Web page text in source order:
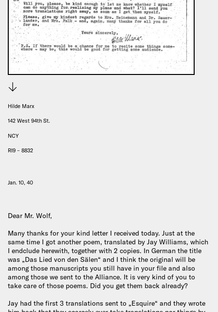
Hilde Marx
142 West 94th St.
NCY
RI9 – 8832
Jan. 10, 40
Dear Mr. Wolf,
Many thanks for your kind letter I received today. Just at the
same time I got another poem, translated by Jay Williams, which
I endclude herewith, together with 2 copies. In German the title
was „Das Lied von den Sälen“ and I think the original will be
among those manuscripts you still have in your file and also
among those we sent to the Alliance. It is very kind of you to
take care of those poems. Did you get them back already?
Jay had the first 3 translations sent to „Esquire“ and they wrote